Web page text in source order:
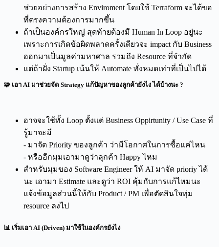
ช่วยอย่างการสร้าง Enviroment โดยใช้ Terraform จะได้ขอ
ที่ตรงความต้องการมากขึ้น
ถ้าเป็นองค์กรใหญ่ สุดท้ายต้องมี Human In Loop อยู่นะ
เพราะการเกิดข้อผิดพลาดครั้งเดียวจะ impact กับ Business
ออกมาเป็นมูลค่ามหาศาล รวมถึง Resource ที่จำกัด
แต่ถ้าฝั่ง Startup เน้นให้ Automate ทั่งหมดเท่าที่เป็นไปได้
🧩 เอา AI มาช่วยจัด Strategy แก้ปัญหาของลูกค้ายังไง ได้บ้างนะ ?
อาจจะใช้ทั้ง Loop ตั้งแต่ Business Oppirtunity / Use Case ที่
รู้มาจะมี
- มาจัด Priority ของลูกค้า ว่ามีโอกาศในการซื้อแค่ไหน
- หรืออีกมุมเอามาดูว่าลุกค้า Happy ไหม
สำหรับมุมของ Software Engineer ให้ AI มาจัด prioriy ได้
นะ เอามา Estimate และดูว่า ROI คุ้มกับการแก้ไหมนะ
แจ้งข้อมูลส่วนนี้ให้กับ Product / PM เพื่อตัดสินใจทุ่ม
resource ลงไป
📊 เริ่มเอา AI (Driven) มาใช้ในองค์กรยังไง